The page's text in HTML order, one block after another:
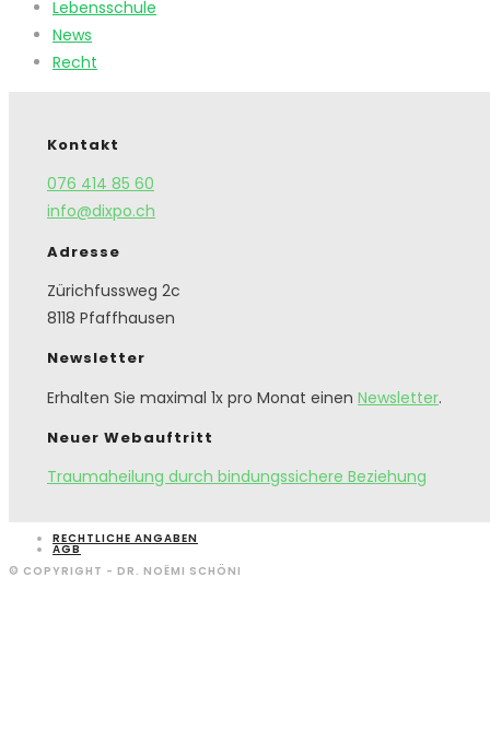
Lebensschule
News
Recht
Kontakt
076 414 85 60
info@dixpo.ch
Adresse
Zürichfussweg 2c
8118 Pfaffhausen
Newsletter
Erhalten Sie maximal 1x pro Monat einen Newsletter.
Neuer Webauftritt
Traumaheilung durch bindungssichere Beziehung
RECHTLICHE ANGABEN
AGB
© COPYRIGHT - DR. NOËMI SCHÖNI